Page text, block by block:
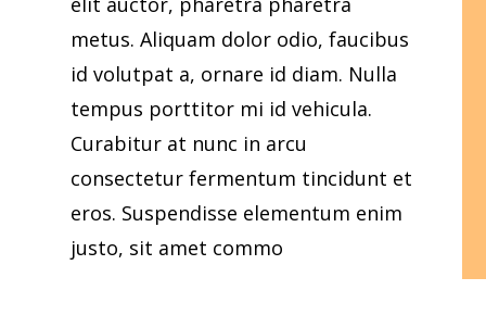
metus. Aliquam dolor odio, faucibus
id volutpat a, ornare id diam. Nulla
tempus porttitor mi id vehicula.
Curabitur at nunc in arcu
consectetur fermentum tincidunt et
eros. Suspendisse elementum enim
justo, sit amet commo